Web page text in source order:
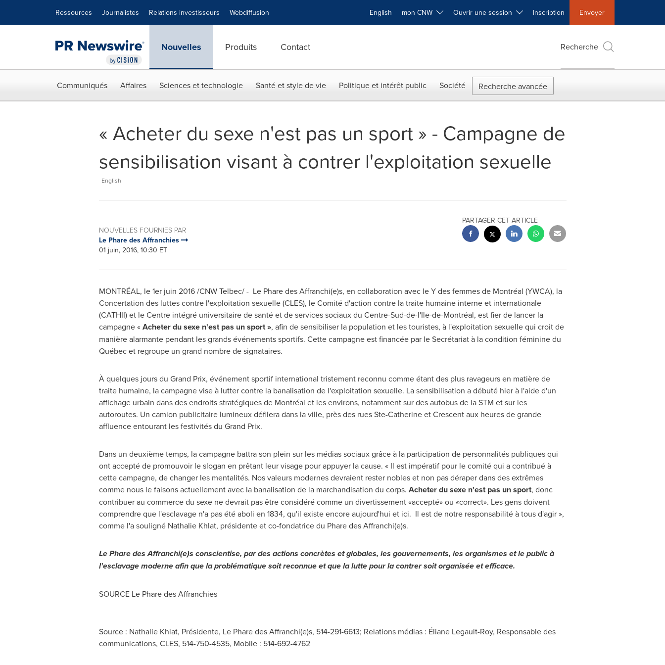
Ressources Journalistes Relations investisseurs Webdiffusion English mon CNW Ouvrir une session Inscription Envoyer
Nouvelles Produits Contact Recherche
Communiqués Affaires Sciences et technologie Santé et style de vie Politique et intérêt public Société Recherche avancée
« Acheter du sexe n'est pas un sport » - Campagne de
sensibilisation visant à contrer l'exploitation sexuelle
English
NOUVELLES FOURNIES PAR
Le Phare des Affranchies
01 juin, 2016, 10:30 ET
PARTAGER CET ARTICLE
MONTRÉAL, le 1er juin 2016 /CNW Telbec/ - Le Pharedes Affranchi(e)s, en collaboration avec le Y des femmes de Montréal (YWCA), la
Concertation des luttes contre l'exploitation sexuelle (CLES), le Comité d'action contre la traite humaine interne et internationale
(CATHII) et le Centre intégré universitaire de santé et de services sociaux du Centre-Sud-de-l'Ile-de-Montréal, est fier de lancer la
campagne «Acheter du sexe n'est pas un sport », afin de sensibiliser la population et les touristes, à l'exploitation sexuelle qui croit de
manière alarmante pendant les grands événements sportifs. Cette campagne est financée par le Secrétariat à la condition féminine du
Québec et regroupe un grand nombre de signataires.
À quelques jours du Grand Prix, événement sportif international tristement reconnu comme étant des plus ravageurs en matière de
traite humaine, la campagne vise à lutter contre la banalisation de l'exploitation sexuelle. La sensibilisation a débuté hier à l'aide d'un
affichage urbain dans des endroits stratégiques de Montréal et les environs, notamment sur des autobus de la STM et sur les
autoroutes. Un camion publicitaire lumineux défilera dans la ville, près des ruesSte-Catherineet Crescent aux heures de grande
affluence entourant les festivités du Grand Prix.
Dans un deuxième temps, la campagne battra son plein sur les médias sociaux grâce à la participation de personnalités publiques qui
ont accepté de promouvoir le slogan en prêtant leur visage pour appuyer la cause. « Il est impératif pour le comité qui a contribué à
cette campagne, de changer les mentalités. Nos valeurs modernes devraient rester nobles et non pas déraper dans des extrêmes
comme nous le faisons actuellement avec la banalisation de la marchandisation du corps. Acheter du sexe n'est pas un sport, donc
contribuer au commerce du sexe ne devrait pas être considéré comme un divertissement «accepté» ou «correct». Les gens doivent
comprendre que l'esclavage n'a pas été aboli en 1834, qu'il existe encore aujourd'hui et ici. Il est de notre responsabilité à tous d'agir »,
comme l'a souligné Nathalie Khlat, présidente et co-fondatrice du Phare des Affranchi(e)s.
Le Pharedes Affranchi(e)s conscientise, par des actions concrètes et globales, les gouvernements, les organismes et le public à
l'esclavage moderne afin que la problématique soit reconnue et que la lutte pour la contrer soit organisée et efficace.
SOURCE Le Pharedes Affranchies
Source : Nathalie Khlat, Présidente, Le Phare des Affranchi(e)s, 514-291-6613; Relations médias : Éliane Legault-Roy, Responsable des
communications, CLES, 514-750-4535, Mobile : 514-692-4762